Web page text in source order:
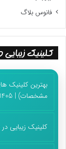
فانوس بلاگ
کلینیک زیبایی
مشخصات) | 1405
کلینیک زیبایی در